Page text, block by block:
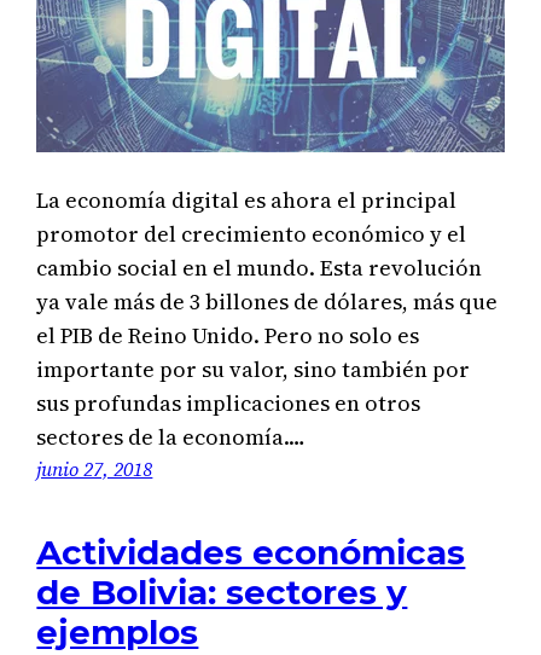
La economía digital es ahora el principal
promotor del crecimiento económico y el
cambio social en el mundo. Esta revolución
ya vale más de 3 billones de dólares, más que
el PIB de Reino Unido. Pero no solo es
importante por su valor, sino también por
sus profundas implicaciones en otros
sectores de la economía.…
junio 27, 2018
Actividades económicas
de Bolivia: sectores y
ejemplos